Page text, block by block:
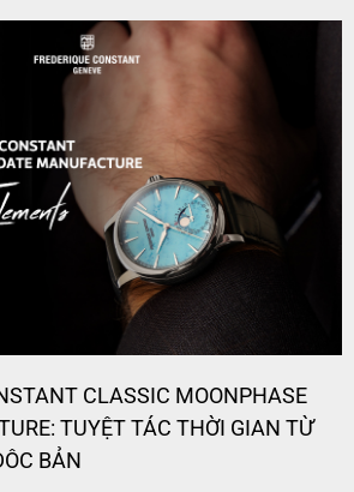
CLASSIC MOONPHASE
TUYỆT TÁC THỜI GIAN TỪ
BẢN